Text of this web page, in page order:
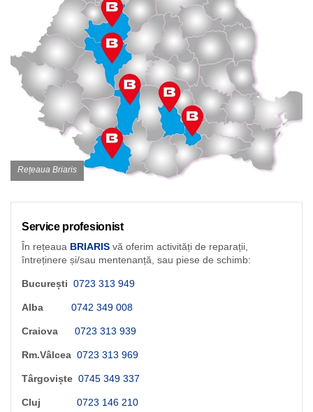
Rețeaua Briaris
Service profesionist
În rețeaua BRIARIS vă oferim activități de reparații,
întreținere și/sau mentenanță, sau piese de schimb:
București 0723 313 949
Alba 0742 349 008
Craiova 0723 313 939
Rm.Vâlcea 0723 313 969
Târgoviște 0745 349 337
Cluj 0723 146 210